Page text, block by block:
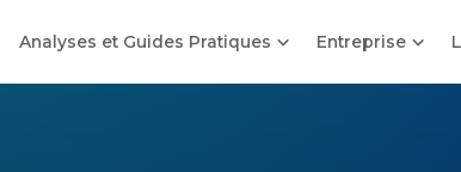
Analyses et Guides Pratiques Entreprise